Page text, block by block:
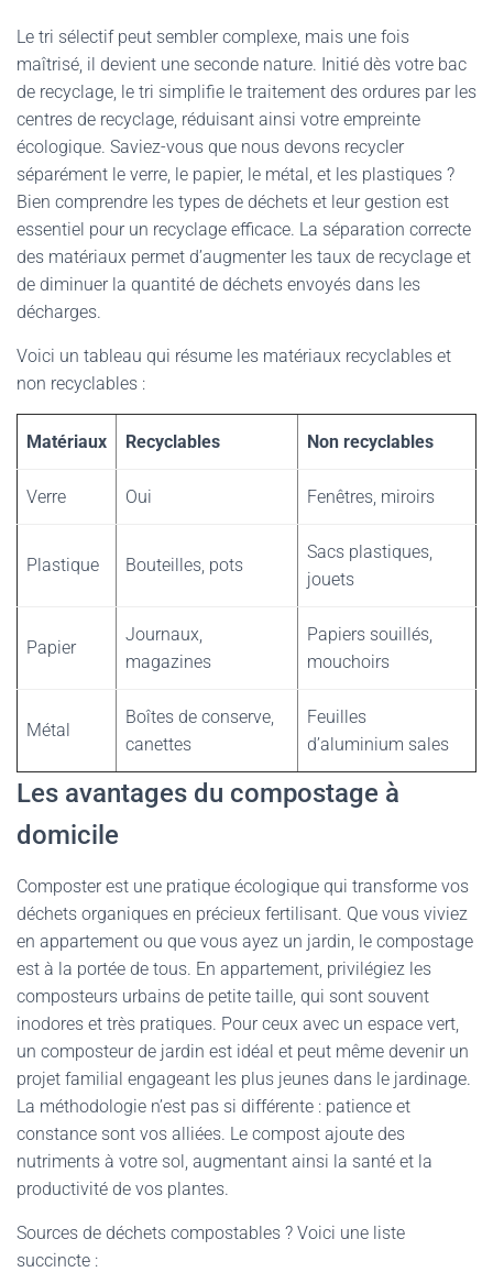
Le tri sélectif peut sembler complexe, mais une fois
maîtrisé, il devient une seconde nature. Initié dès votre bac
de recyclage, le tri simplifie le traitement des ordures par les
centres de recyclage, réduisant ainsi votre empreinte
écologique. Saviez-vous que nous devons recycler
séparément le verre, le papier, le métal, et les plastiques ?
Bien comprendre les types de déchets et leur gestion est
essentiel pour un recyclage efficace. La séparation correcte
des matériaux permet d’augmenter les taux de recyclage et
de diminuer la quantité de déchets envoyés dans les
décharges.
Voici un tableau qui résume les matériaux recyclables et
non recyclables :
Matériaux Recyclables Non recyclables
Verre Oui Fenêtres, miroirs
Plastique Bouteilles, pots
Sacs plastiques,
jouets
Papier
Journaux,
magazines
Papiers souillés,
mouchoirs
Métal
Boîtes de conserve,
canettes
Feuilles
d’aluminium sales
Les avantages du compostage à
domicile
Composter est une pratique écologique qui transforme vos
déchets organiques en précieux fertilisant. Que vous viviez
en appartement ou que vous ayez un jardin, le compostage
est à la portée de tous. En appartement, privilégiez les
composteurs urbains de petite taille, qui sont souvent
inodores et très pratiques. Pour ceux avec un espace vert,
un composteur de jardin est idéal et peut même devenir un
projet familial engageant les plus jeunes dans le jardinage.
La méthodologie n’est pas si différente : patience et
constance sont vos alliées. Le compost ajoute des
nutriments à votre sol, augmentant ainsi la santé et la
productivité de vos plantes.
Sources de déchets compostables ? Voici une liste
succincte :